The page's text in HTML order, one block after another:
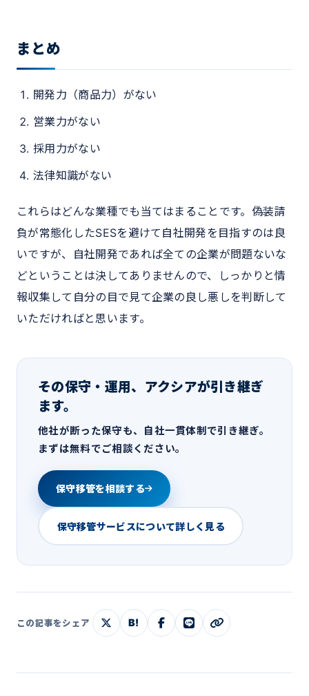
まとめ
開発力（商品力）がない
営業力がない
採用力がない
法律知識がない
これらはどんな業種でも当てはまることです。偽装請
負が常態化したSESを避けて自社開発を目指すのは良
いですが、自社開発であれば全ての企業が問題ないな
どということは決してありませんので、しっかりと情
報収集して自分の目で見て企業の良し悪しを判断して
いただければと思います。
その保守・運用、アクシアが引き継ぎ
ます。
他社が断った保守も、自社一貫体制で引き継ぎ。
まずは無料でご相談ください。
保守移管を相談する
保守移管サービスについて詳しく見る
この記事をシェア B!